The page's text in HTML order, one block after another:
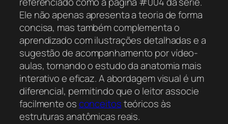
Ele não apenas apresenta a teoria de forma
concisa, mas também complementa o
aprendizado com ilustrações detalhadas e a
sugestão de acompanhamento por vídeo-
aulas, tornando o estudo da anatomia mais
interativo e eficaz. A abordagem visual é um
diferencial, permitindo que o leitor associe
facilmente osconceitosteóricos às
estruturas anatômicas reais.